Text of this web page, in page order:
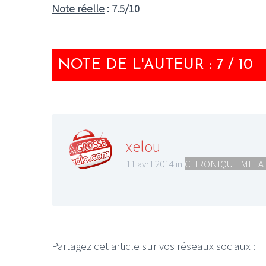
Note réelle : 7.5/10
NOTE DE L'AUTEUR : 7 / 10
xelou
11 avril 2014 in CHRONIQUE
Partagez cet article sur vos réseaux sociaux :